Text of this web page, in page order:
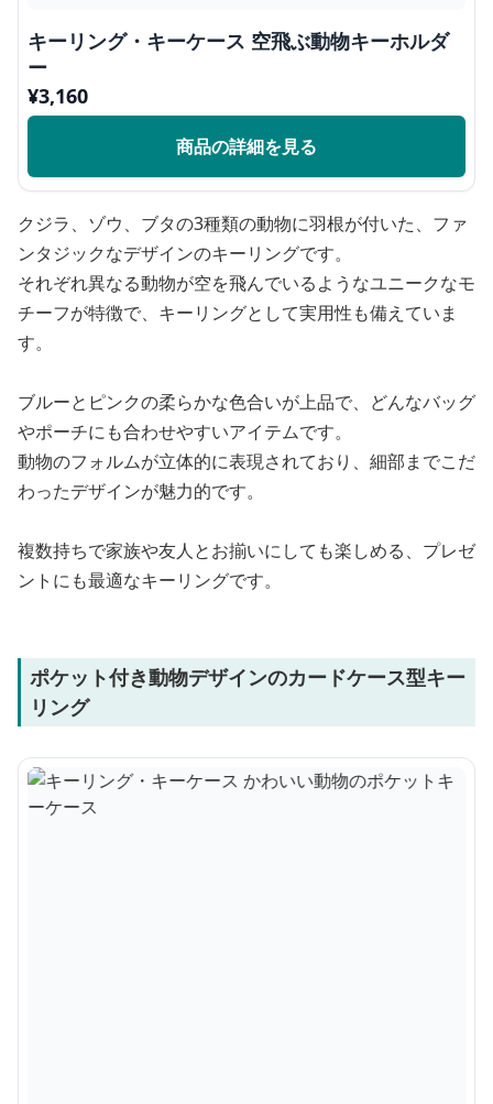
キーリング・キーケース 空飛ぶ動物キーホルダ
ー
¥3,160
商品の詳細を見る
クジラ、ゾウ、ブタの3種類の動物に羽根が付いた、ファ
ンタジックなデザインのキーリングです。
それぞれ異なる動物が空を飛んでいるようなユニークなモ
チーフが特徴で、キーリングとして実用性も備えていま
す。
ブルーとピンクの柔らかな色合いが上品で、どんなバッグ
やポーチにも合わせやすいアイテムです。
動物のフォルムが立体的に表現されており、細部までこだ
わったデザインが魅力的です。
複数持ちで家族や友人とお揃いにしても楽しめる、プレゼ
ントにも最適なキーリングです。
ポケット付き動物デザインのカードケース型キー
リング